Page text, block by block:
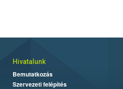
Hivatalunk
Bemutatkozás
Szervezeti felépítés